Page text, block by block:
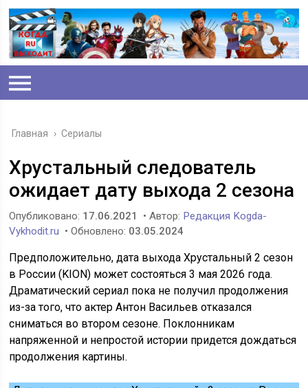
Главная › Сериалы
Хрустальный следователь
ожидает дату выхода 2 сезона
Опубликовано: 17.06.2021 • Автор: Редакция Kogda-
Vykhodit.ru • Обновлено: 03.05.2024
Предположительно, дата выхода Хрустальный 2 сезон
в России (KION) может состояться 3 мая 2026 года.
Драматический сериал пока не получил продолжения
из-за того, что актер Антон Васильев отказался
сниматься во втором сезоне. Поклонникам
напряженной и непростой истории придется дождаться
продолжения картины.